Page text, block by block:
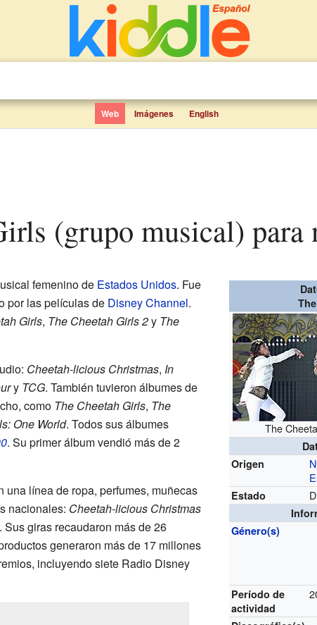
Web Imágenes English
(grupo musical) para
The
Origen
Estado
Género(s)
Período de
actividad
femenino de Estados Unidos. Fue
por las películas de Disney Channel.
Girls, The Cheetah Girls 2y The
Cheetah-licious Christmas, In
y TCG. También tuvieron álbumes de
como The Cheetah Girls, The
One World. Todos sus álbumes
. Su primer álbum vendió más de 2
línea de ropa, perfumes, muñecas
nacionales: Cheetah-licious Christmas
Sus giras recaudaron más de 26
generaron más de 17 millones
incluyendo siete Radio Disney